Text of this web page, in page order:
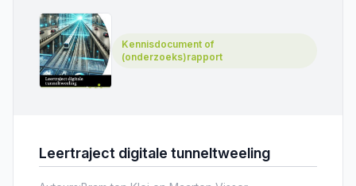
gemonitord, op welke manier en met welke
frequentie? Daarbij gaat het vooralsnog om het
verzamelen van data voor wetenschappelijk
onderzoek (door PhD-, PDeng- en MSc-studenten).
Kennisdocument of
(onderzoeks)rapport
Leertraject digitale tunneltweeling